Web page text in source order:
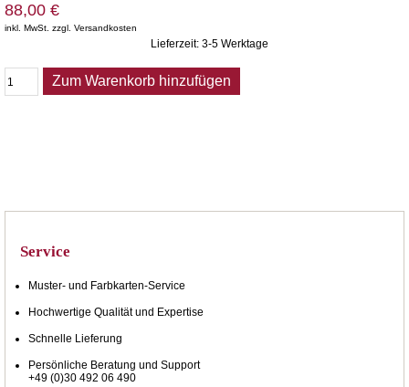
88,00 €
inkl. MwSt. zzgl. Versandkosten
Lieferzeit: 3-5 Werktage
Zum Warenkorb hinzufügen
Service
Muster- und Farbkarten-Service
Hochwertige Qualität und Expertise
Schnelle Lieferung
Persönliche Beratung und Support
+49 (0)30 492 06 490